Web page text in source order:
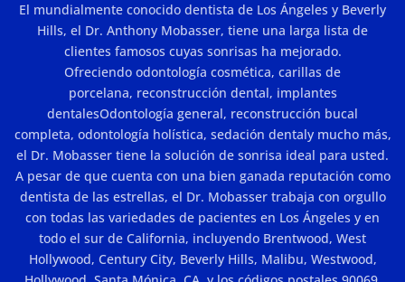
El mundialmente conocido dentista de Los Ángeles y Beverly
Hills, el Dr. Anthony Mobasser, tiene una larga lista de
clientes famosos cuyas sonrisas ha mejorado.
Ofreciendo odontología cosmética, carillas de
porcelana, reconstrucción dental, implantes
dentalesOdontología general, reconstrucción bucal
completa, odontología holística, sedación dentaly mucho más,
el Dr. Mobasser tiene la solución de sonrisa ideal para usted.
A pesar de que cuenta con una bien ganada reputación como
dentista de las estrellas, el Dr. Mobasser trabaja con orgullo
con todas las variedades de pacientes en Los Ángeles y en
todo el sur de California, incluyendo Brentwood, West
Hollywood, Century City, Beverly Hills, Malibu, Westwood,